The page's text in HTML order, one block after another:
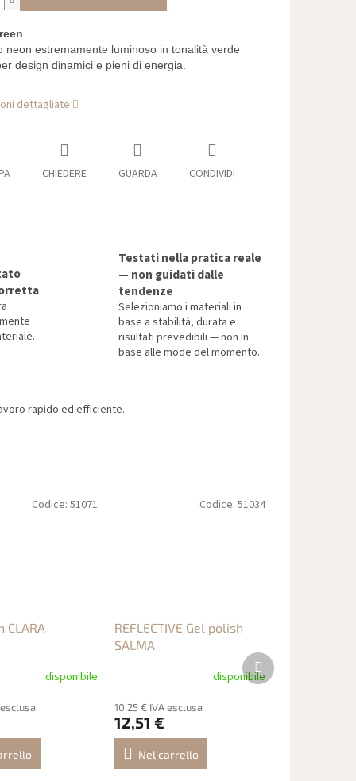
neon estremamente luminoso in tonalità verde
design dinamici e pieni di energia.
dettagliate
CHIEDERE GUARDA CONDIVIDI
Testati nella pratica reale
— non guidati dalle
tendenze
Selezioniamo i materiali in
base a stabilità, durata e
risultati prevedibili — non in
base alle mode del momento.
rapido ed efficiente.
CLARA
disponibile
Codice:51071
REFLECTIVE Gel polish
SALMA
disponibile
10,25 € IVA esclusa
12,51 €
Nel carrello
Codice: 51034
Prodotto
successivo